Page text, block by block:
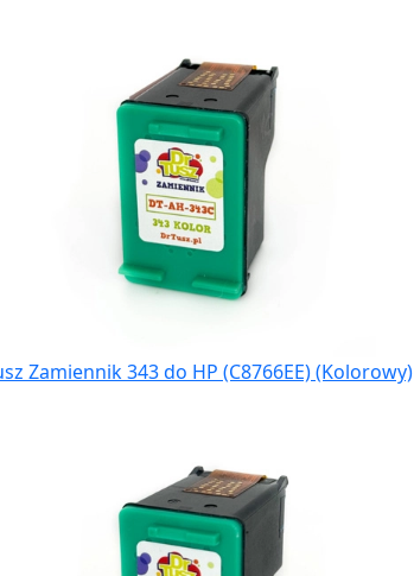
Zamiennik 343 do HP (C8766EE) (Kolorowy)